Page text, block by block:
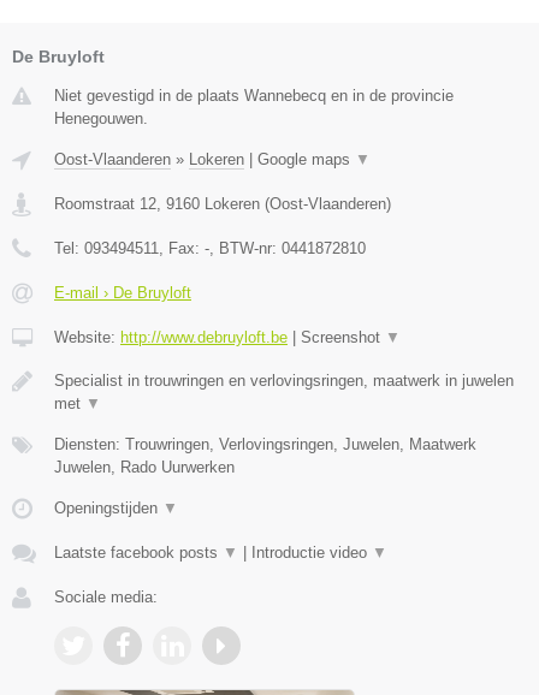
De Bruyloft
Niet gevestigd in de plaats Wannebecq en in de provincie
Henegouwen.
Oost-Vlaanderen » Lokeren Google maps ▼
Roomstraat 12, 9160 Lokeren (Oost-Vlaanderen)
Tel: 093494511, Fax: -, BTW-nr: 0441872810
E-mail › De Bruyloft
Website: http://www.debruyloft.be Screenshot ▼
Specialist in trouwringen en verlovingsringen, maatwerk in juwelen
met ▼
Diensten: Trouwringen, Verlovingsringen, Juwelen, Maatwerk
Juwelen, Rado Uurwerken
Openingstijden ▼
Laatste facebook posts ▼ Introductie video ▼
Sociale media: